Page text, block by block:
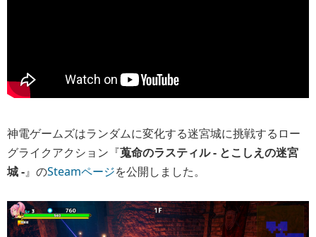
神電ゲームズはランダムに変化する迷宮城に挑戦するロー
グライクアクション『蒐命のラスティル - とこしえの迷宮
城 -』のSteamページを公開しました。